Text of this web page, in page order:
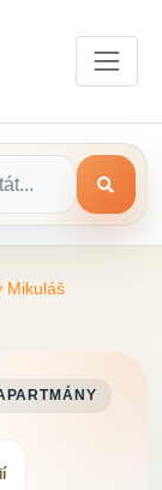
Mikuláš